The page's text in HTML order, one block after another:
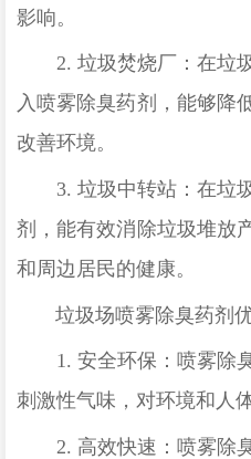
影响。
2. 垃圾焚烧厂：在垃
入喷雾除臭药剂，能够降
改善环境。
3. 垃圾中转站：在垃
剂，能有效消除垃圾堆放
和周边居民的健康。
垃圾场喷雾除臭药剂
1. 安全环保：喷雾除
刺激性气味，对环境和人
2. 高效快速：喷雾除